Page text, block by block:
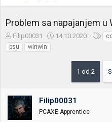
Problem sa napajanjem u
Z
a
č
k
t
e
Filip00031
D
k
r
14.10.2020.
e
psu
winwin
1 od 2
Filip00031
PCAXE Apprentice